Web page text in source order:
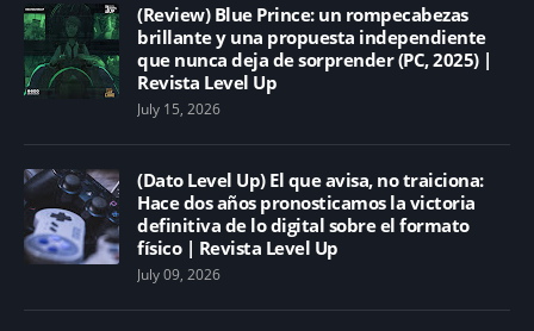
(Review) Blue Prince: un rompecabezas
brillante y una propuesta independiente
que nunca deja de sorprender (PC, 2025) |
Revista Level Up
July 15, 2026
(Dato Level Up) El que avisa, no traiciona:
Hace dos años pronosticamos la victoria
definitiva de lo digital sobre el formato
físico | Revista Level Up
July 09, 2026